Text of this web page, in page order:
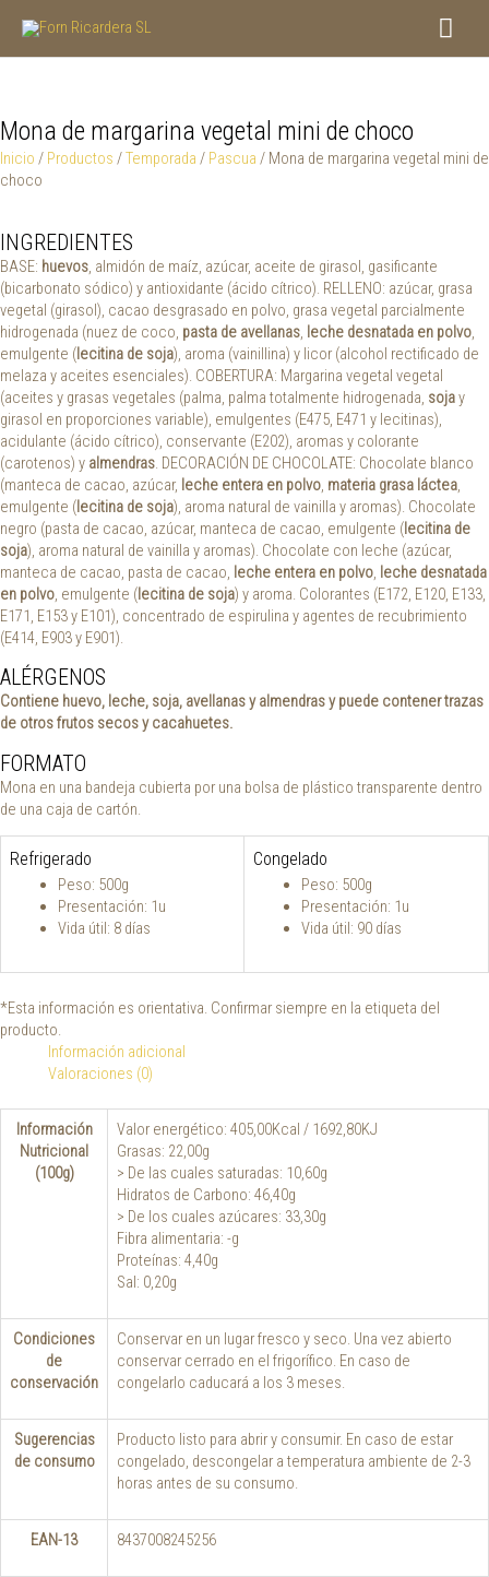
contenido
Mona de margarina vegetal mini de choco
Inicio / Productos /Temporada / Pascua / Mona de margarina vegetal mini de
choco
INGREDIENTES
BASE: huevos, almidón de maíz, azúcar, aceite de girasol, gasificante
(bicarbonato sódico) y antioxidante (ácido cítrico). RELLENO: azúcar, grasa
vegetal (girasol), cacao desgrasado en polvo, grasa vegetal parcialmente
hidrogenada (nuez de coco, pasta de avellanas, leche desnatada en polvo,
emulgente (lecitina de soja), aroma (vainillina) y licor (alcohol rectificado de
melaza y aceites esenciales). COBERTURA: Margarina vegetal vegetal
(aceites y grasas vegetales (palma, palma totalmente hidrogenada, sojay
girasol en proporciones variable), emulgentes (E475, E471 y lecitinas),
acidulante (ácido cítrico), conservante (E202), aromas y colorante
(carotenos) y almendras. DECORACIÓN DE CHOCOLATE: Chocolate blanco
(manteca de cacao, azúcar, leche entera en polvo, materia grasa láctea,
emulgente (lecitina de soja), aroma natural de vainilla y aromas). Chocolate
negro (pasta de cacao, azúcar, manteca de cacao, emulgente (lecitina de
soja), aroma natural de vainilla y aromas). Chocolate con leche (azúcar,
manteca de cacao, pasta de cacao, leche entera en polvo, leche desnatada
en polvo, emulgente (lecitina de soja) y aroma. Colorantes (E172, E120, E133,
E171, E153 y E101), concentrado de espirulina y agentes de recubrimiento
(E414, E903 y E901).
ALÉRGENOS
Contiene huevo, leche, soja, avellanas y almendras y puede contener trazas
de otros frutos secos y cacahuetes.
FORMATO
Mona en una bandeja cubierta por una bolsa de plástico transparente dentro
de una caja de cartón.
Refrigerado
Peso: 500g
Presentación: 1u
Vida útil: 8 días
Congelado
Peso: 500g
Presentación: 1u
Vida útil: 90 días
*Esta información es orientativa. Confirmar siempre en la etiqueta del
producto.
Información adicional
Valoraciones (0)
Información
Nutricional
(100g)
Valor energético: 405,00Kcal / 1692,80KJ
Grasas: 22,00g
> De las cuales saturadas: 10,60g
Hidratos de Carbono: 46,40g
> De los cuales azúcares: 33,30g
Fibra alimentaria: -g
Proteínas: 4,40g
Sal: 0,20g
Condiciones
de
conservación
Conservar en un lugar fresco y seco. Una vez abierto
conservar cerrado en el frigorífico. En caso de
congelarlo caducará a los 3 meses.
Sugerencias
de consumo
Producto listo para abrir y consumir. En caso de estar
congelado, descongelar a temperatura ambiente de 2-3
horas antes de su consumo.
EAN-13 8437008245256